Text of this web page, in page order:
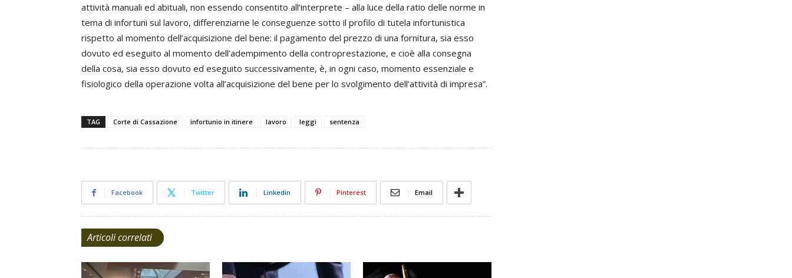
attività manuali ed abituali, non essendo consentito all’interprete – alla luce della ratio delle norme in
tema di infortuni sul lavoro, differenziarne le conseguenze sotto il profilo di tutela infortunistica
rispetto al momento dell’acquisizione del bene: il pagamento del prezzo di una fornitura, sia esso
dovuto ed eseguito al momento dell’adempimento della controprestazione, e cioè alla consegna
della cosa, sia esso dovuto ed eseguito successivamente, è, in ogni caso, momento essenziale e
fisiologico della operazione volta all’acquisizione del bene per lo svolgimento dell’attività di impresa”.
TAG Corte di Cassazione infortunio in itinere lavoro leggi sentenza
Facebook Twitter Linkedin Pinterest Email
Articoli correlati